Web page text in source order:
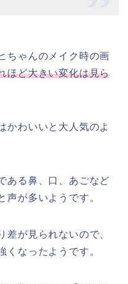
ちゃんのメイク時の画
ほど大きい変化は見ら
かわいいと大人気のよ
ある鼻、口、あごなど
声が多いようです。
差が見られないので、
くなったようです。